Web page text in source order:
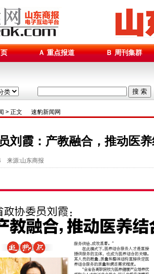
Ａ 重点报道 Ｂ 周刊集群
搜 索
> 正文 速豹新闻网
刘霞：产教融合，推动医
来源:山东商报